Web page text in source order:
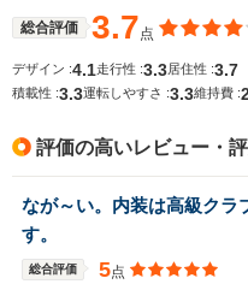
排気量
駆動方式
4600cc
FR
総合評価 3.7点
デザイン :4.1走行性 :3.3居住性 :3.7
積載性 :3.3運転しやすさ :3.3維持費 :
評価の高いレビュー・
なが～い。内装は高級クラ
す。
総合評価 5点